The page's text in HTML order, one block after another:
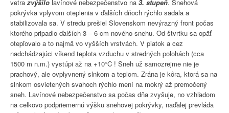
vetrazvýšilo lavínové nebezpečenstvo na 3. stupeň. Snehová
pokrývka vplyvom oteplenia v ďalších dňoch rýchlo sadala a
stabilizovala sa. V stredu prešiel Slovenskom nevýrazný front počas
ktorého pripadlo ďalších 3 – 6 cm nového snehu. Od štvrtku sa opäť
otepľovalo a to najmä vo vyšších vrstvách. V piatok a cez
nadchádzajúci víkend teplota vzduchu v stredných polohách (cca
1500 m n.m.) vystúpi až na +10°C ! Sneh už samozrejme nie je
prachový, ale ovplyvnený slnkom a teplom. Zrána je kôra, ktorá sa na
slnkom osvietených svahoch rýchlo mení na mokrý až premočený
sneh. Lavínové nebezpečenstvo sa počas dňa zvyšuje, no vzhľadom
na celkovo podpriemernú výšku snehovej pokrývky, naďalej prevláda